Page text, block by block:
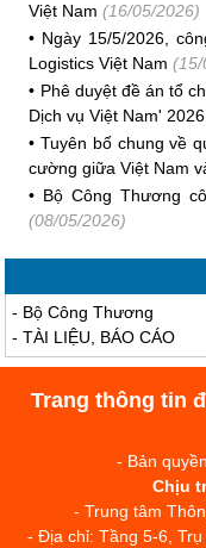
Việt Nam (16/05/2026)
• Ngày 15/5/2026,
Logistics Việt Nam (15/
• Phê duyệt đề án tổ
Dịch vụ Việt Nam' 2026
•Tuyên bố chung về
cường giữa Việt Nam
• Bộ Công Thương
(08/05/2026)
- Bộ Công Thương
-TÀI LIỆU, BÁO CÁO
Trang thông tin
- Bản
Chịu
- Trung tâm
- Địa chỉ: Tầng 5-6,